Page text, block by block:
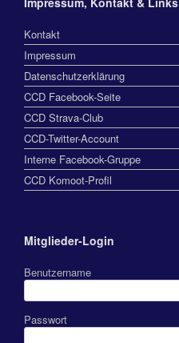
Kontakt
Impressum
Datenschutzerklärung
CCD Facebook-Seite
CCD Strava-Club
CCD-Twitter-Account
Interne Facebook-Gruppe
CCD Komoot-Profil
Mitglieder-Login
Benutzername
Passwort